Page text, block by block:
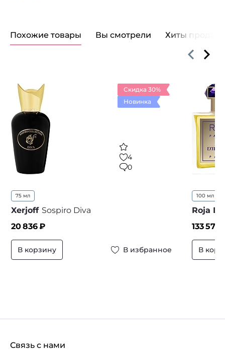
Похожие товары Вы смотрели Хиты продаж
Скидка 30%
Новинка
4
0
75 мл
Xerjoff Sospiro Diva
20 836₽
В корзину В избранное
100 мл
Roja
133 575
В
Связь с нами